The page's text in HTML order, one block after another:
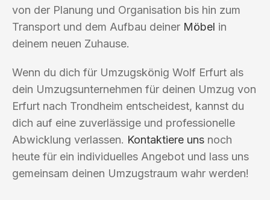
von der Planung und Organisation bis hin zum
Transport und dem Aufbau deiner Möbel in
deinem neuen Zuhause.
Wenn du dich für Umzugskönig Wolf Erfurt als
dein Umzugsunternehmen für deinen Umzug von
Erfurt nach Trondheim entscheidest, kannst du
dich auf eine zuverlässige und professionelle
Abwicklung verlassen. Kontaktiere uns noch
heute für ein individuelles Angebot und lass uns
gemeinsam deinen Umzugstraum wahr werden!